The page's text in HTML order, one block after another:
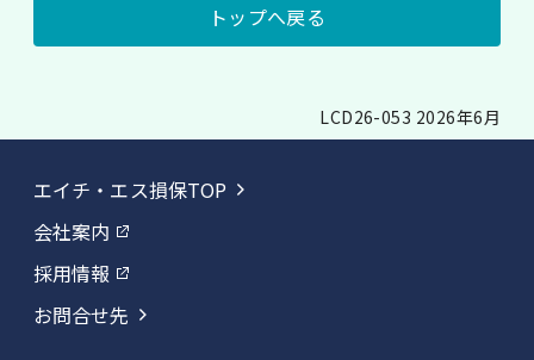
トップへ戻る
LCD26-053 2026年6月
エイチ・エス損保TOP
会社案内
採用情報
お問合せ先